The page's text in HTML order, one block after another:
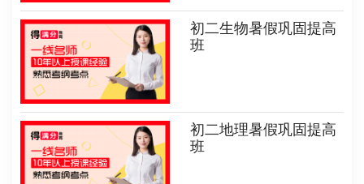
初二生物暑假巩固提高
班
初二地理暑假巩固提高
班